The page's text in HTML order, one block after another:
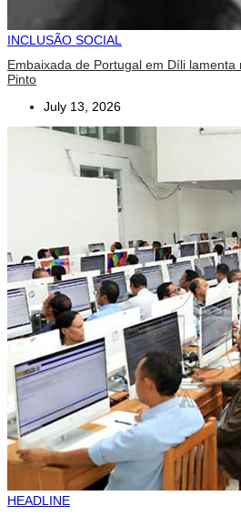
INCLUSÃO SOCIAL
Embaixada de Portugal em Díli
Pinto
July 13, 2026
HEADLINE